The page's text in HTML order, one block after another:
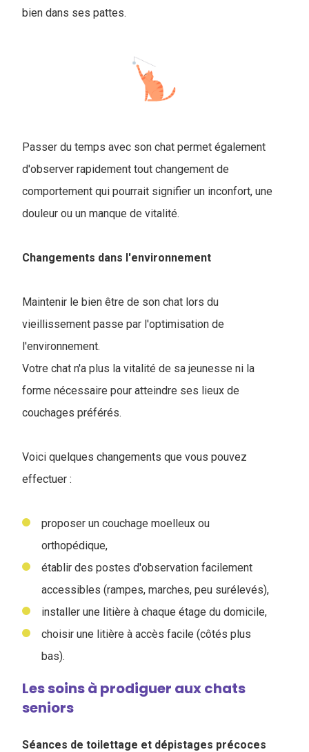
bien dans ses pattes.
Passer du temps avec son chat permet également
d'observer rapidement tout changement de
comportement qui pourrait signifier un inconfort, une
douleur ou un manque de vitalité.
Changements dans l'environnement
Maintenir le bien être de son chat lors du
vieillissement passe par l'optimisation de
l'environnement.
Votre chat n'a plus la vitalité de sa jeunesse ni la
forme nécessaire pour atteindre ses lieux de
couchages préférés.
Voici quelques changements que vous pouvez
effectuer :
proposer un couchage moelleux ou
orthopédique,
établir des postes d'observation facilement
accessibles (rampes, marches, peu surélevés),
installer une litière à chaque étage du domicile,
choisir une litière à accès facile (côtés plus
bas).
Les soins à prodiguer aux chats
seniors
Séances de toilettage et dépistages précoces